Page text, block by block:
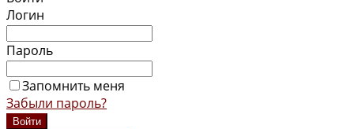
Логин
Пароль
Запомнить меня
Забыли пароль?